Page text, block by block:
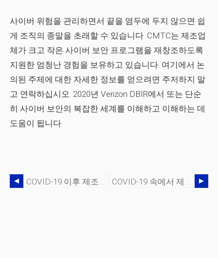
사이버 위험을 관리하면서 끝을 염두에 두지 않으면 쉽
게 조직의 종말을 초래할 수 있습니다. CMTC는 제조업
체가 크고 작은 사이버 보안 프로그램을 재창조하도록
지원한 엄청난 경험을 보유하고 있습니다. 여기에서 논
의된 주제에 대한 자세한 정보를 얻으려면 주저하지 말
고 연락하십시오. 2020년 Verizon DBIR에서 또는 단순
히 사이버 보안의 복잡한 세계를 이해하고 이해하는 데
도움이 됩니다.